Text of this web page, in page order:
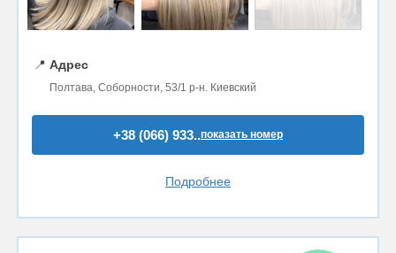
📍 Адрес
Полтава, Соборности, 53/1 р-н. Киевский
+38 (066) 933..показать номер
Подробнее